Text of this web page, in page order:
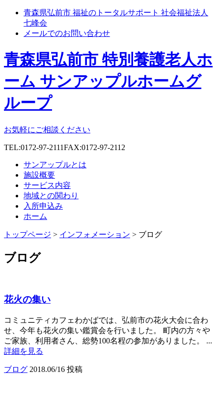
青森県弘前市 福祉のトータルサポート 社会福祉法人
七峰会
メールでのお問い合わせ
青森県弘前市 特別養護老人ホ
ーム サンアップルホームグ
ループ
お気軽にご相談ください
TEL:0172-97-2111FAX:0172-97-2112
サンアップルとは
施設概要
サービス内容
地域との関わり
入所申込み
ホーム
トップページ > インフォメーション > ブログ
ブログ
花火の集い
コミュニティカフェわかばでは、弘前市の花火大会に合わ
せ、今年も花火の集い鑑賞会を行いました。 町内の方々や
ご家族、利用者さん、総勢100名程の参加がありました。 ...
詳細を見る
ブログ 2018.06/16 投稿